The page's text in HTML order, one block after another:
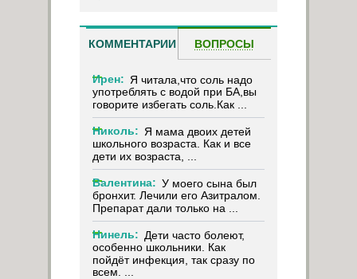
КОММЕНТАРИИ ВОПРОСЫ
Ирен: Я читала,что соль надо
употреблять с водой при БА,вы
говорите избегать соль.Как ...
Николь: Я мама двоих детей
школьного возраста. Как и все
дети их возраста, ...
Валентина: У моего сына был
бронхит. Лечили его Азитралом.
Препарат дали только на ...
Нинель: Дети часто болеют,
особенно школьники. Как
пойдёт инфекция, так сразу по
всем. ...